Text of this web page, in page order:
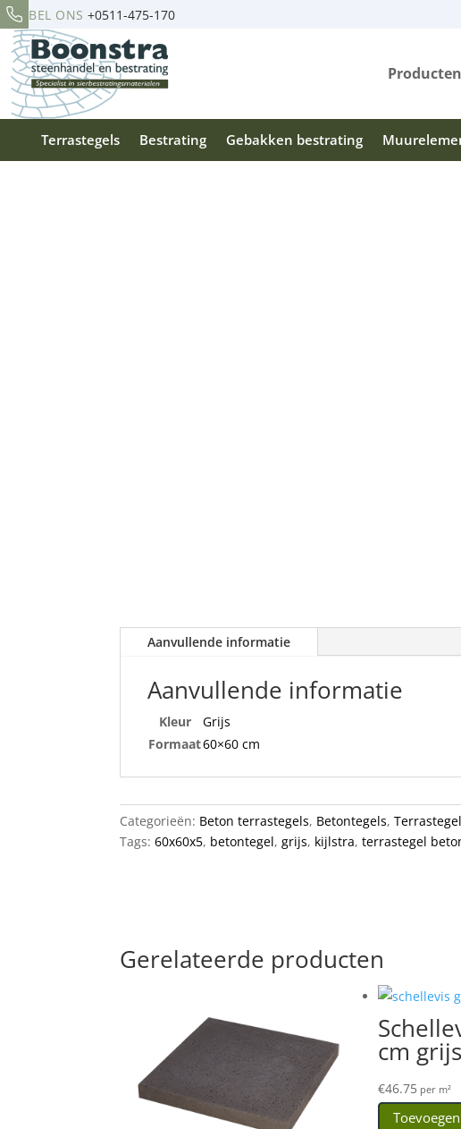
BEL ONS +0511-475-170
Producten
Terrastegels Bestrating Gebakken bestrating
Aanvullende informatie
Aanvullende informatie
Kleur
Grijs
Formaat60×60 cm
Categorieën: Beton terrastegels, Betontegels,
Tags:60x60x5, betontegel,grijs, kijlstra,terrastegel
Gerelateerde producten
cm grijs
€46.75per m²